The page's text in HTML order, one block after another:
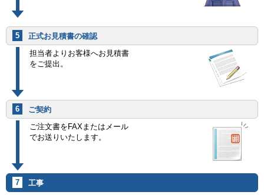
5
正式お見積書の確認
担当者よりお客様へお見積書
をご提出。
6
ご契約
ご注文書をFAXまたはメール
でお送りいたします。
7 工事